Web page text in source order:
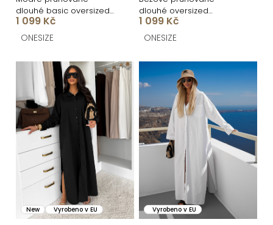
k
ů
dlouhé basic oversized
bavlněné košilové šaty
FLARETA
1 099 Kč
ONESIZE
dlouhé oversized
bavlněné maxi košilové
šaty FLARETA
1 099 Kč
ONESIZE
New Vyrobeno v EU Vyrobeno v EU